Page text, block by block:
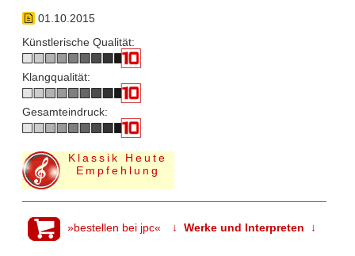
01.10.2015
Künstlerische Qualität:
Klangqualität:
Gesamteindruck:
Klassik Heute
Empfehlung
»bestellen bei jpc« ↓ Werke und Interpreten ↓